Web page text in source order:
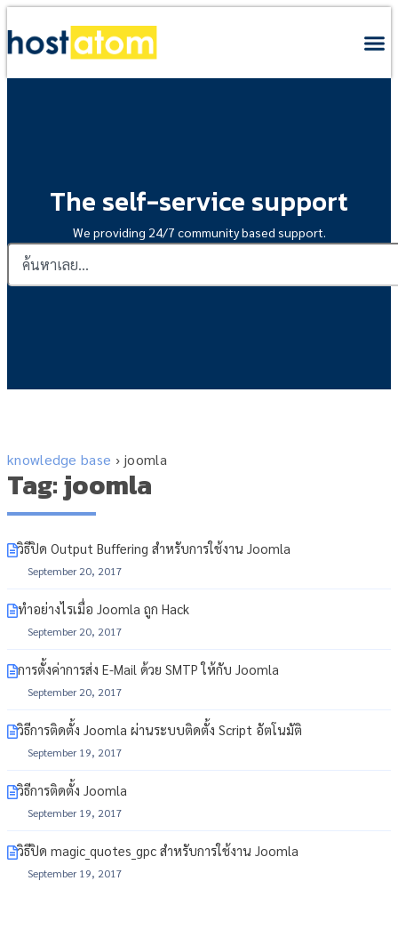
The self-service support
We providing 24/7 community based support.
knowledge base ›joomla
Tag: joomla
วิธีปิด Output Buffering สำหรับการใช้งาน Joomla
September 20, 2017
ทำอย่างไรเมื่อ Joomla ถูก Hack
September 20, 2017
การตั้งค่าการส่ง E-Mail ด้วย SMTP ให้กับ Joomla
September 20, 2017
วิธีการติดตั้ง Joomla ผ่านระบบติดตั้ง Script อัตโนมัติ
September 19, 2017
วิธีการติดตั้ง Joomla
September 19, 2017
วิธีปิด magic_quotes_gpc สำหรับการใช้งาน Joomla
September 19, 2017